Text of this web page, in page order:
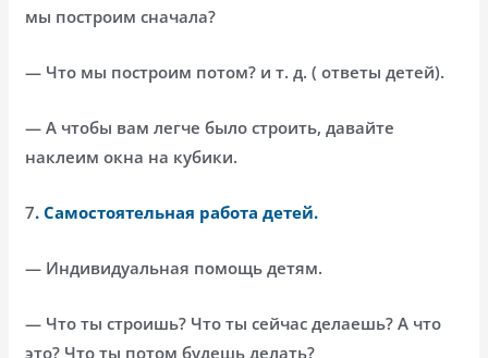
мы построим сначала?
— Что мы построим потом? и т. д. ( ответы детей).
— А чтобы вам легче было строить, давайте
наклеим окна на кубики.
7. Самостоятельная работа детей.
— Индивидуальная помощь детям.
— Что ты строишь? Что ты сейчас делаешь? А что
это? Что ты потом будешь делать?